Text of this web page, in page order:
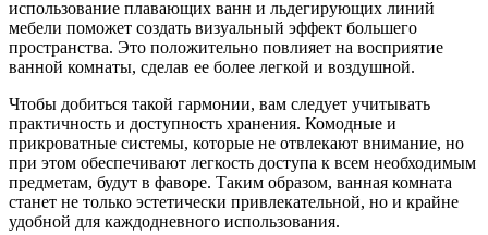
использование плавающих ванн и льдегирующих линий
мебели поможет создать визуальный эффект большего
пространства. Это положительно повлияет на восприятие
ванной комнаты, сделав ее более легкой и воздушной.
Чтобы добиться такой гармонии, вам следует учитывать
практичность и доступность хранения. Комодные и
прикроватные системы, которые не отвлекают внимание, но
при этом обеспечивают легкость доступа к всем необходимым
предметам, будут в фаворе. Таким образом, ванная комната
станет не только эстетически привлекательной, но и крайне
удобной для каждодневного использования.